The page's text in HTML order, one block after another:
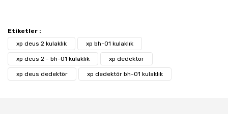
Etiketler :
xp deus 2 kulaklık
xp bh-01 kulaklık
xp deus 2 - bh-01 kulaklık xp dedektör
xp deus dedektör xp dedektör bh-01 kulaklık